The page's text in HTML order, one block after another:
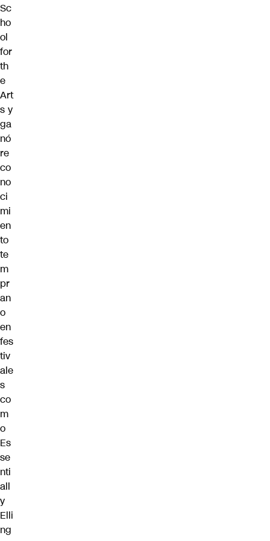
Sc
ho
ol
for
th
e
Art
s y
ga
nó
re
co
no
ci
mi
en
to
te
m
pr
an
o
en
fes
tiv
ale
s
co
m
o
Es
se
nti
all
y
Elli
ng